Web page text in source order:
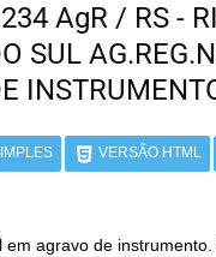
AgR / RS -
SUL
VERSÃO HTML
em agravo de instrumento.